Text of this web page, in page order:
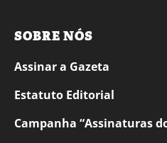
SOBRE NÓS
Assinar a Gazeta
Estatuto Editorial
Campanha “Assinaturas